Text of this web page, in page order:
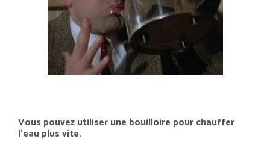
Vous pouvez utiliser une bouilloire pour chauffer
l’eau plus vite.